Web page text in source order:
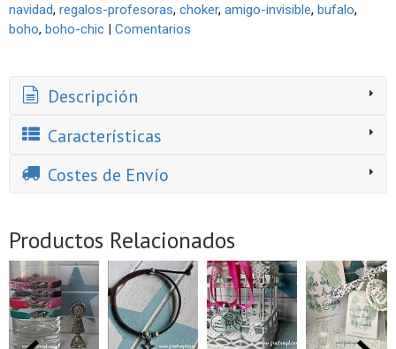
navidad regalos-profesoras choker amigo-invisible bufalo
boho boho-chic | Comentarios
Descripción
Características
Costes de Envío
Productos Relacionados